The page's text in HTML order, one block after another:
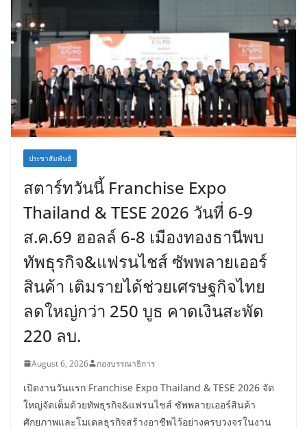
ประชาสัมพันธ์
สตาร์ทวันนี้ Franchise Expo
Thailand & TESE 2026 วันที่ 6-9
ส.ค.69 ฮอลล์ 6-8 เมืองทองธานีพบ
ทัพธุรกิจ&แฟรนไชส์ ซัพพลายเออร์
สินค้า เติมรายได้ช่วยเศรษฐกิจไทย
ลดใหญ่กว่า 250 บูธ คาดเงินสะพัด
220 ลบ.
August 6, 2026 กองบรรณาธิการ
เปิดงานวันแรก Franchise Expo Thailand & TESE 2026 จัด
ใหญ่จัดเต็มด้วยทัพธุรกิจ&แฟรนไชส์ ซัพพลายเออร์สินค้า
ศักยภาพและโมเดลธุรกิจสร้างอาชีพไว้อย่างครบวงจรในงาน